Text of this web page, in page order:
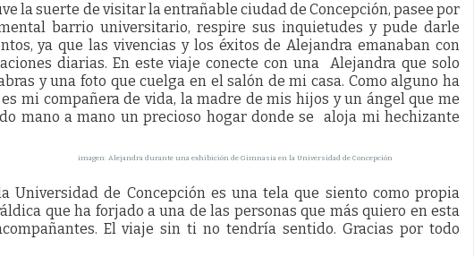
la suerte de visitar la entrañable ciudad de Concepción, pasee por
barrio universitario, respire sus inquietudes y pude darle
ya que las vivencias y los éxitos de Alejandra emanaban con
diarias. En este viaje conecte con una Alejandra que solo
y una foto que cuelga en el salón de mi casa. Como alguno ha
mi compañera de vida, la madre de mis hijos y un ángel que me
mano a mano un precioso hogar donde se aloja mi hechizante
imagen: Alejandra durante una exhibición de Gimnasia en la Universidad de Concepción
Universidad de Concepción es una tela que siento como propia
que ha forjado a una de las personas que más quiero en esta
El viaje sin ti no tendría sentido. Gracias por todo